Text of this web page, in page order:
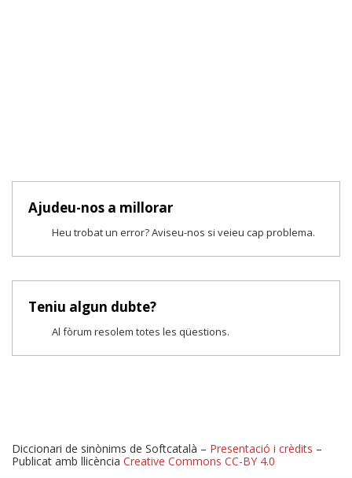
Ajudeu-nos a millorar
Heu trobat un error? Aviseu-nos si veieu cap problema.
Teniu algun dubte?
Al fòrum resolem totes les qüestions.
Diccionari de sinònims de Softcatalà – Presentació i crèdits –
Publicat amb llicència Creative Commons CC-BY 4.0